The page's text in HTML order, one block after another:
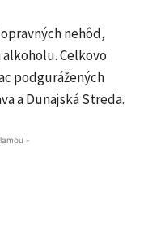
nehôd,
Celkovo
podgurážených
a Dunajská Streda.
-